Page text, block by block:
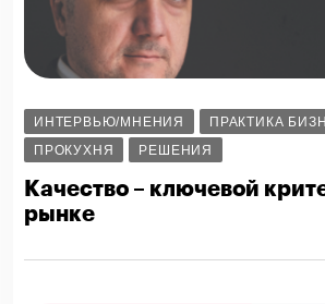
ИНТЕРВЬЮ/МНЕНИЯ
ПРАКТИКА
ПРОКУХНЯ
РЕШЕНИЯ
Качество – ключевой
рынке